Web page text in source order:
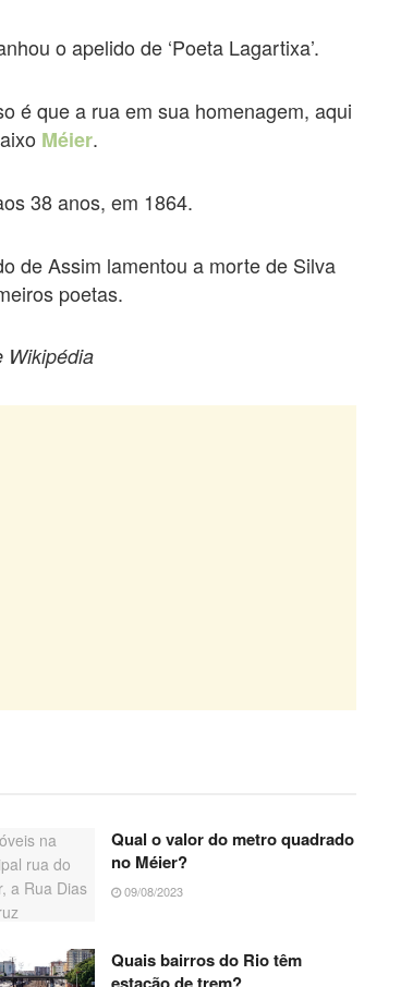
o apelido de ‘Poeta Lagartixa’.
é que a rua em sua homenagem, aqui
Méier.
38 anos, em 1864.
de Assim lamentou a morte de Silva
poetas.
Wikipédia
Qual o valor do metro quadrado
no Méier?
09/08/2023
Quais bairros do Rio têm
estação de trem?